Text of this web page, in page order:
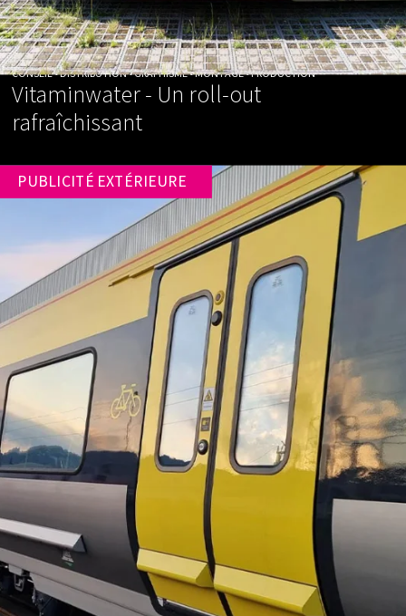
CONSEIL • DISTRIBUTION • GRAPHISME • MONTAGE • PRODUCTION
Vitaminwater - Un roll-out
rafraîchissant
PUBLICITÉ EXTÉRIEURE